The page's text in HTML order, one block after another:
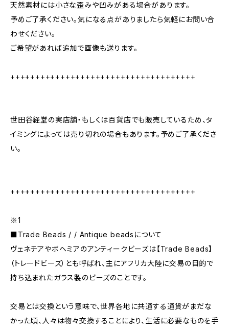
天然素材には小さな歪みや凹みがある場合があります。
予めご了承ください。気になる点がありましたら気軽にお問い合
わせください。
ご希望があれば追加で画像も送ります。
+++++++++++++++++++++++++++++++++++++
世田谷経堂の実店舗・もしくは百貨店でも販売しているため、タ
イミングによっては売り切れの場合もあります。予めご了承くださ
い。
+++++++++++++++++++++++++++++++++++++
※1
■Trade Beads / / Antique beadsについて
ヴェネチアやボヘミアのアンティークビーズは【Trade Beads】
（トレードビーズ）とも呼ばれ、主にアフリカ大陸に交易の目的で
持ち込まれたガラス製のビーズのことです。
交易とは交換という意味で、世界各地に共通する通貨がまだな
かった頃、人々は物々交換することにより、生活に必要なものを手